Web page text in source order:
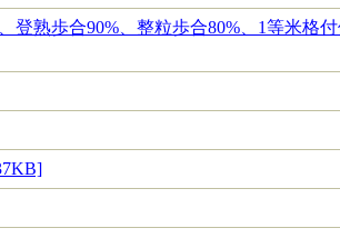
熟歩合90%、整粒歩合80%、1等米格